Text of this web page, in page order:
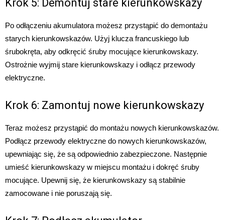
Krok 5: Demontuj stare kierunkowskazy
Po odłączeniu akumulatora możesz przystąpić do demontażu
starych kierunkowskazów. Użyj klucza francuskiego lub
śrubokręta, aby odkręcić śruby mocujące kierunkowskazy.
Ostrożnie wyjmij stare kierunkowskazy i odłącz przewody
elektryczne.
Krok 6: Zamontuj nowe kierunkowskazy
Teraz możesz przystąpić do montażu nowych kierunkowskazów.
Podłącz przewody elektryczne do nowych kierunkowskazów,
upewniając się, że są odpowiednio zabezpieczone. Następnie
umieść kierunkowskazy w miejscu montażu i dokręć śruby
mocujące. Upewnij się, że kierunkowskazy są stabilnie
zamocowane i nie poruszają się.